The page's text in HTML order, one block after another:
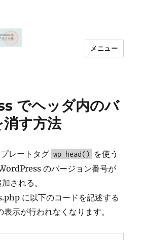
メニュー
でヘッダ内のバ
す方法
レートタグ wp_head()
を使う
のバージョン番号が
される。
に以下のコードを記述する
示が行われなくなります。